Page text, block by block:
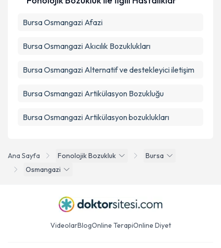
Ana Sayfa Fonolojik Bozukluk
Bursa
Osmangazi
Bursa Osmangazi Afazi
Bursa Osmangazi Akıcılık Bozuklukları
Bursa Osmangazi Alternatif ve destekleyici iletişim
Bursa Osmangazi Artikülasyon Bozukluğu
Bursa Osmangazi Artikülasyon bozuklukları
VideolarBlogOnline TerapiOnline Diyet